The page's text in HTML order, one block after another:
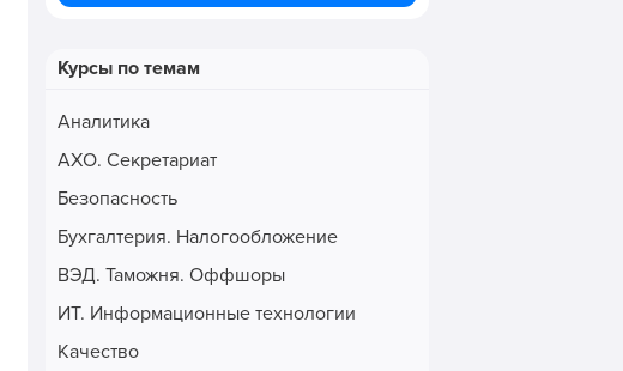
Курсы по темам
Аналитика
АХО. Секретариат
Безопасность
Бухгалтерия. Налогообложение
ВЭД. Таможня. Оффшоры
ИТ. Информационные технологии
Качество